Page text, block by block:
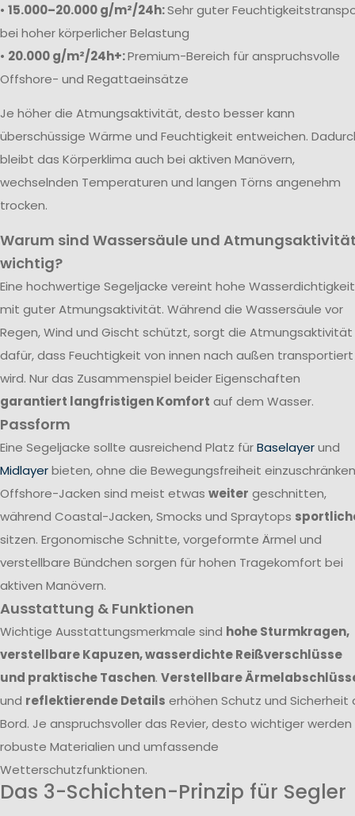
• 15.000–20.000 g/m²/24h:Sehr guter
bei hoher körperlicher Belastung
• 20.000 g/m²/24h+:Premium-Bereich für anspruchsvolle
Offshore- und Regattaeinsätze
Je höher die Atmungsaktivität, desto besser kann
überschüssige Wärme und Feuchtigkeit entweichen.
bleibt das Körperklima auch bei aktiven Manövern,
wechselnden Temperaturen und langen Törns angenehm
trocken.
Warum sind Wassersäule und
wichtig?
Eine hochwertige Segeljacke vereint hohe Wasserdichtigkeit
mit guter Atmungsaktivität. Während die Wassersäule vor
Regen, Wind und Gischt schützt, sorgt die Atmungsaktivität
dafür, dass Feuchtigkeit von innen nach außen transportiert
wird. Nur das Zusammenspiel beider Eigenschaften
garantiert langfristigen Komfort auf dem Wasser.
Passform
Eine Segeljacke sollte ausreichend Platz fürBaselayerund
Midlayerbieten, ohne die Bewegungsfreiheit
Offshore-Jacken sind meist etwas weiter geschnitten,
während Coastal-Jacken, Smocks und Spraytops
sitzen. Ergonomische Schnitte, vorgeformte Ärmel und
verstellbare Bündchen sorgen für hohen Tragekomfort bei
aktiven Manövern.
Ausstattung & Funktionen
Wichtige Ausstattungsmerkmale sind hohe Sturmkragen,
verstellbare Kapuzen, wasserdichte Reißverschlüsse
und praktische Taschen. Verstellbare
und reflektierende Details erhöhen Schutz und Sicherheit
Bord. Je anspruchsvoller das Revier, desto wichtiger werden
robuste Materialien und umfassende
Wetterschutzfunktionen.
Das 3-Schichten-Prinzip für Segler